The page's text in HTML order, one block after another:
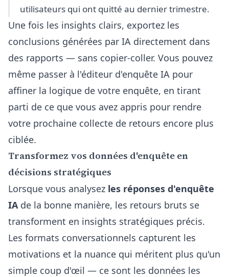
utilisateurs qui ont quitté au dernier trimestre.
Une fois les insights clairs, exportez les
conclusions générées par IA directement dans
des rapports — sans copier-coller. Vous pouvez
même passer à l'éditeur d'enquête IA pour
affiner la logique de votre enquête, en tirant
parti de ce que vous avez appris pour rendre
votre prochaine collecte de retours encore plus
ciblée.
Transformez vos données d'enquête en
décisions stratégiques
Lorsque vous analysez les réponses d'enquête
IAde la bonne manière, les retours bruts se
transforment en insights stratégiques précis.
Les formats conversationnels capturent les
motivations et la nuance qui méritent plus qu'un
simple coup d'œil — ce sont les données les